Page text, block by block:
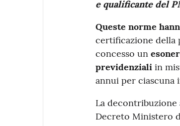
e qualificante del
Queste norme
certificazione della
concesso un
previdenziali in
annui per ciascuna
La
Decreto Ministero